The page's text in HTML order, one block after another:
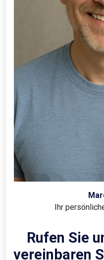
Ihr
Rufen Sie
vereinbaren